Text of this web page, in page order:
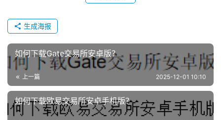
生成海报
如何下载Gate交易所安卓版？
上一篇 2025-12-01 10:10
如何下载欧易交易所安卓手机版？